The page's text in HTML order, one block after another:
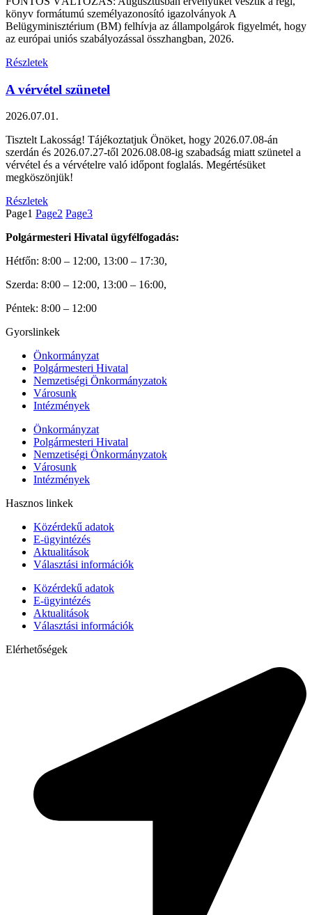
könyv formátumú személyazonosító igazolványok A
Belügyminisztérium (BM) felhívja az állampolgárok figyelmét, hogy
az európai uniós szabályozással összhangban, 2026.
Részletek
A vérvétel szünetel
2026.07.01.
Tisztelt Lakosság! Tájékoztatjuk Önöket, hogy 2026.07.08-án
szerdán és 2026.07.27-től 2026.08.08-ig szabadság miatt szünetel a
vérvétel és a vérvételre való időpont foglalás. Megértésüket
megköszönjük!
Részletek
Page1 Page2 Page3
Polgármesteri Hivatal ügyfélfogadás:
Hétfőn: 8:00 – 12:00, 13:00 – 17:30,
Szerda: 8:00 – 12:00, 13:00 – 16:00,
Péntek: 8:00 – 12:00
Gyorslinkek
Önkormányzat
Polgármesteri Hivatal
Nemzetiségi Önkormányzatok
Városunk
Intézmények
Önkormányzat
Polgármesteri Hivatal
Nemzetiségi Önkormányzatok
Városunk
Intézmények
Hasznos linkek
Közérdekű adatok
E-ügyintézés
Aktualitások
Választási információk
Közérdekű adatok
E-ügyintézés
Aktualitások
Választási információk
Elérhetőségek